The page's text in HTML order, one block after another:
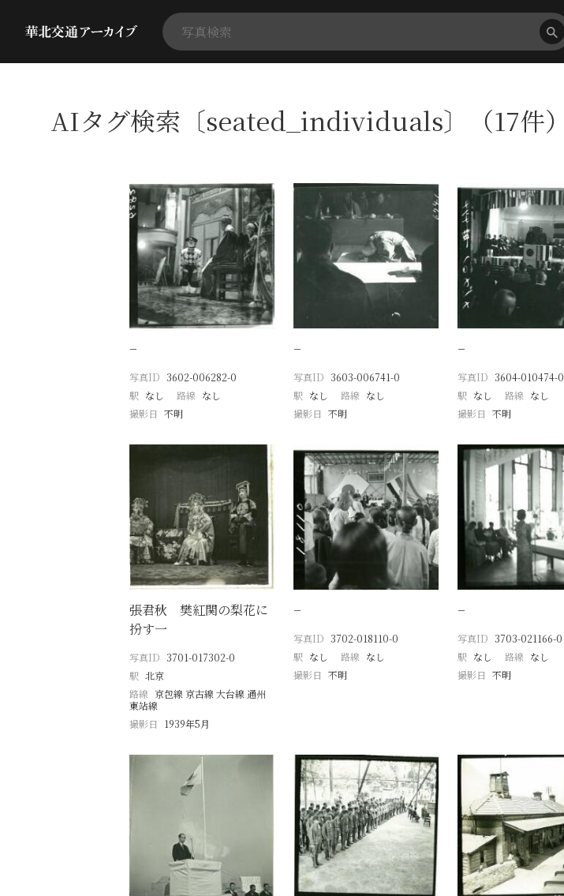
AIタグ検索〔seated_individuals〕（17件）
−
写真ID 3602-006282-0
駅 なし 路線 なし
撮影日 不明
−
写真ID 3603-006741-0
駅 なし 路線 なし
撮影日 不明
−
写真ID 3604-010474-0
駅 なし 路線 なし
撮影日 不明
張君秋 樊紅関の梨花に
扮す一
写真ID 3701-017302-0
駅 北京
路線 京包線 京古線 大台線 通州
東站線
撮影日
1939年5月
−
写真ID 3702-018110-0
駅 なし 路線 なし
撮影日 不明
−
写真ID 3703-021166-0
駅 なし 路線 なし
撮影日 不明